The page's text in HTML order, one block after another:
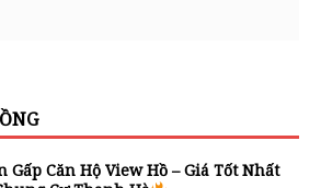
Gấp Căn Hộ View Hồ – Giá Tốt Nhất